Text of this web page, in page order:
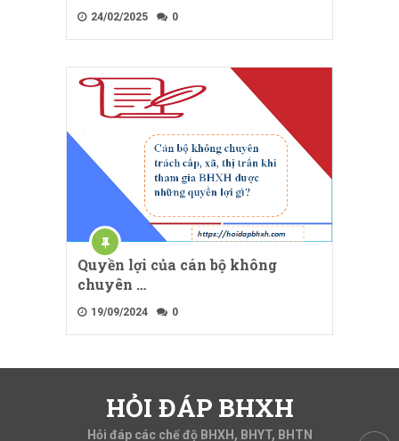
24/02/2025 0
Quyền lợi của cán bộ không
chuyên …
19/09/2024 0
HỎI ĐÁP BHXH
Hỏi đáp các chế độ BHXH, BHYT, BHTN